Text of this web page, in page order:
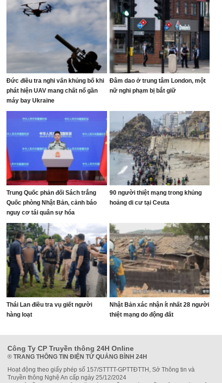
Đức điều tra nghi vấn khủng bố khi
phát hiện UAV mang chất nổ gần
máy bay Ukraine
Đâm dao ở trung tâm London, một
nữ nghi phạm bị bắt giữ
Trung Quốc phản đối Sách trắng
Quốc phòng Nhật Bản, cảnh báo
nguy cơ tái quân sự hóa
90 người thiệt mạng trong khủng
hoảng di cư tại Ceuta
Thái Lan điều tra vụ giết người
hàng loạt
Nhật Bản xác nhận ít nhất 28 người
thiệt mạng do động đất
Công Ty CP Truyền thông 24H Online
® TRANG THÔNG TIN ĐIỆN TỬ QUẢNG BÌNH 24H
Hoạt động theo giấy phép số 157/STTTT-GPTTĐTTH, Sở Thông tin và
Truyền thông Nghệ An cấp ngày 25/12/2024